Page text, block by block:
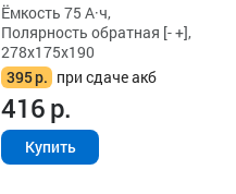
Ёмкость 75 А·ч,
Полярность обратная [- +],
278x175x190
395р. при сдаче акб
416р.
Купить